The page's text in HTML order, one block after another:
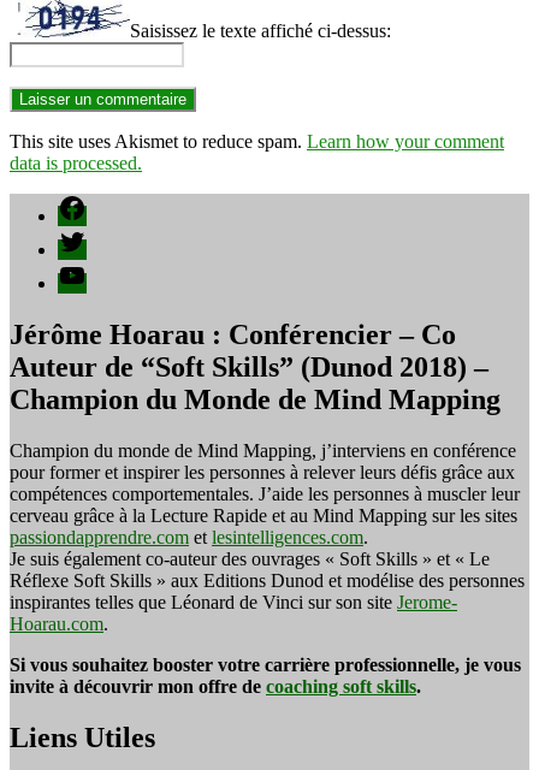
Saisissez le texte affiché ci-dessus:
This site uses Akismet to reduce spam. Learn how your comment
data is processed.
Facebook
Twitter
YouTube
Jérôme Hoarau : Conférencier – Co
Auteur de “Soft Skills” (Dunod 2018) –
Champion du Monde de Mind Mapping
Champion du monde de Mind Mapping, j’interviens en conférence
pour former et inspirer les personnes à relever leurs défis grâce aux
compétences comportementales. J’aide les personnes à muscler leur
cerveau grâce à la Lecture Rapide et au Mind Mapping sur les sites
passiondapprendre.com et lesintelligences.com.
Je suis également co-auteur des ouvrages « Soft Skills » et « Le
Réflexe Soft Skills » aux Editions Dunod et modélise des personnes
inspirantes telles que Léonard de Vinci sur son site Jerome-
Hoarau.com.
Si vous souhaitez booster votre carrière professionnelle, je vous
invite à découvrir mon offre de coaching soft skills.
Liens Utiles